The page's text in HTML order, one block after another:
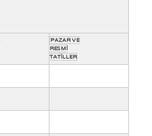
PAZAR VE
RESMİ
TATİLLER